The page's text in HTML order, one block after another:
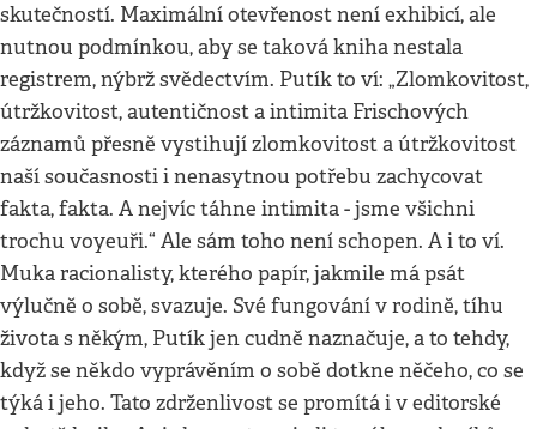
skutečností. Maximální otevřenost není exhibicí, ale
nutnou podmínkou, aby se taková kniha nestala
registrem, nýbrž svědectvím. Putík to ví: „Zlomkovitost,
útržkovitost, autentičnost a intimita Frischových
záznamů přesně vystihují zlomkovitost a útržkovitost
naší současnosti i nenasytnou potřebu zachycovat
fakta, fakta. A nejvíc táhne intimita - jsme všichni
trochu voyeuři.“ Ale sám toho není schopen. A i to ví.
Muka racionalisty, kterého papír, jakmile má psát
výlučně o sobě, svazuje. Své fungování v rodině, tíhu
života s někým, Putík jen cudně naznačuje, a to tehdy,
když se někdo vyprávěním o sobě dotkne něčeho, co se
týká i jeho. Tato zdrženlivost se promítá i v editorské